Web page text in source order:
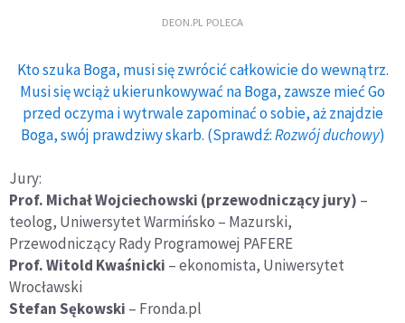
DEON.PL POLECA
Kto szuka Boga, musi się zwrócić całkowicie do wewnątrz.
Musi się wciąż ukierunkowywać na Boga, zawsze mieć Go
przed oczyma i wytrwale zapominać o sobie, aż znajdzie
Boga, swój prawdziwy skarb. (Sprawdź:Rozwój duchowy)
Jury:
Prof. Michał Wojciechowski (przewodniczący jury) –
teolog, Uniwersytet Warmińsko – Mazurski,
Przewodniczący Rady Programowej PAFERE
Prof. Witold Kwaśnicki – ekonomista, Uniwersytet
Wrocławski
Stefan Sękowski – Fronda.pl